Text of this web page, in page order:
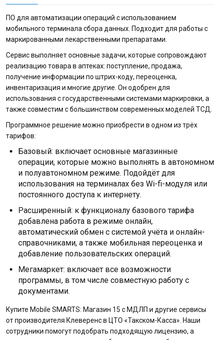
ПО для автоматизации операций с использованием
мобильного терминала сбора данных. Подходит для работы с
маркированными лекарственными препаратами.
Сервис выполняет основные задачи, которые сопровождают
реализацию товара в аптеках: поступление, продажа,
получение информации по штрих-коду, переоценка,
инвентаризация и многие другие. Он одобрен для
использования с государственными системами маркировки, а
также совместим с большинством современных моделей ТСД.
Программное решение можно приобрести в одном из трёх
тарифов:
Базовый: включает основные магазинные
операции, которые можно выполнять в автономном
и полуавтономном режиме. Подойдёт для
использования на терминалах без Wi-fi-модуля или
постоянного доступа к интернету.
Расширенный: к функционалу базового тарифа
добавлена работа в режиме онлайн,
автоматический обмен с системой учёта и онлайн-
справочниками, а также мобильная переоценка и
добавление пользовательских операций.
Мегамаркет: включает все возможности
программы, в том числе совместную работу с
документами.
Купите Mobile SMARTS: Магазин 15 с МДЛП и другие сервисы
от производителя Клеверенс в ЦТО «Такском-Касса». Наши
сотрудники помогут подобрать подходящую лицензию, а